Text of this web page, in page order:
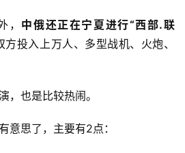
， 中俄还正在宁夏进行“西部.联
方投入上万人、多型战机、火炮、
，也是比较热闹。
意思了，主要有2点：